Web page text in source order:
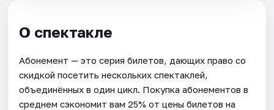
О спектакле
Абонемент — это серия билетов, дающих право со
скидкой посетить нескольких спектаклей,
объединённых в один цикл. Покупка абонементов в
среднем сэкономит вам 25% от цены билетов на